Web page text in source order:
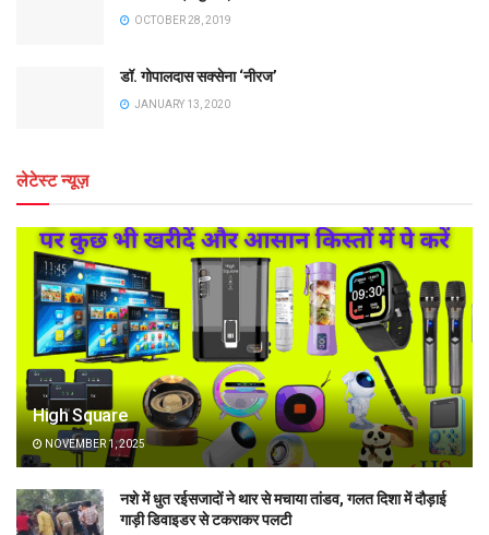
OCTOBER 28, 2019
डॉ. गोपालदास सक्सेना ‘नीरज’
JANUARY 13, 2020
लेटेस्ट न्यूज़
High Square
NOVEMBER 1, 2025
नशे में धुत रईसजादों ने थार से मचाया तांडव, गलत दिशा में दौड़ाई
गाड़ी डिवाइडर से टकराकर पलटी